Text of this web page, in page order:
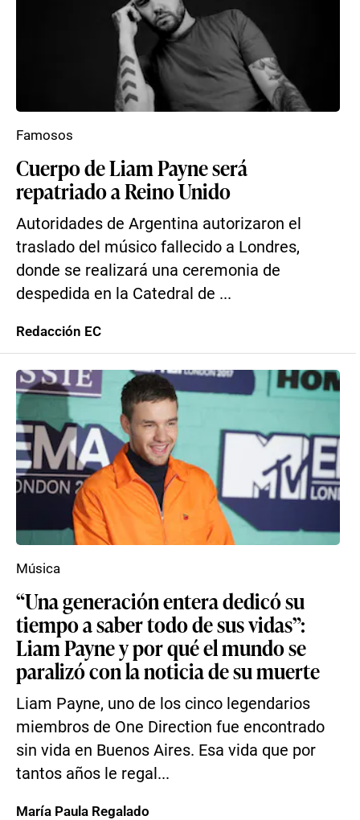
Cuerpo de Liam Payne será
repatriado a Reino Unido
Autoridades de Argentina autorizaron el
traslado del músico fallecido a Londres,
donde se realizará una ceremonia de
despedida en la Catedral de ...
Famosos
Redacción EC
“Una generación entera dedicó su
tiempo a saber todo de sus vidas”:
Liam Payne y por qué el mundo se
paralizó con la noticia de su muerte
Liam Payne, uno de los cinco legendarios
miembros de One Direction fue encontrado
sin vida en Buenos Aires. Esa vida que por
tantos años le regal...
Música
María Paula Regalado